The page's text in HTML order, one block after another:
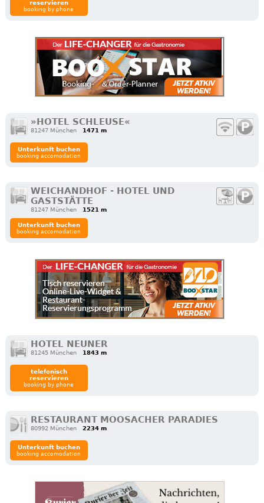
reservieren
booking by phone
»HOTEL SCHLEUSE«
81247 München 1471 m
Unterkunft buchen
booking accomodation
WEICHANDHOF - HOTEL UND
GASTSTÄTTE
81247 München 1521 m
Unterkunft buchen
booking accomodation
HOTEL NEUNER
81245 München 1843 m
telefonisch
reservieren
booking by phone
RESTAURANT MOOSACHER PARADIES
80992 München 2234 m
Unterkunft buchen
booking accomodation